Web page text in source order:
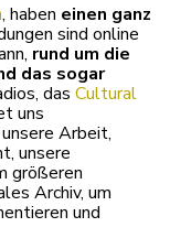
, haben einen ganz
sind online
rund um die
das sogar
das Cultural
uns
Arbeit,
unsere
größeren
Archiv, um
und